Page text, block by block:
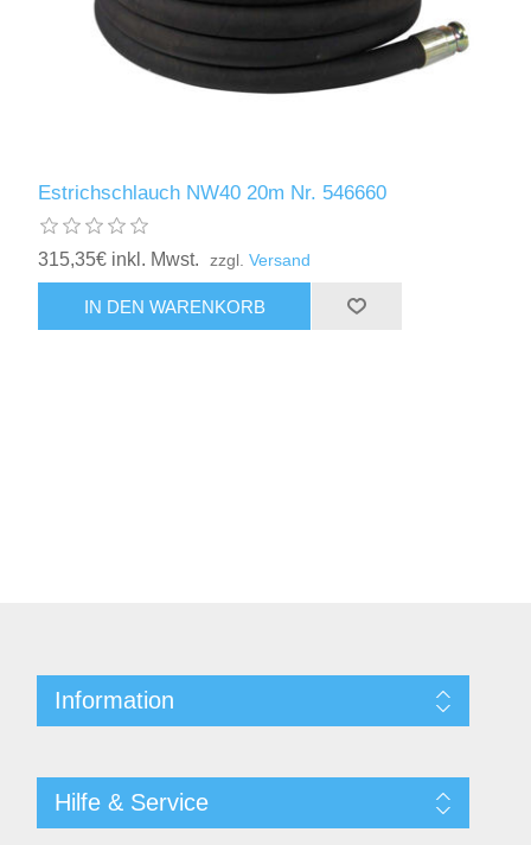
Estrichschlauch NW40 20m Nr. 546660
315,35€ inkl. Mwst. zzgl.Versand
Information
Hilfe & Service